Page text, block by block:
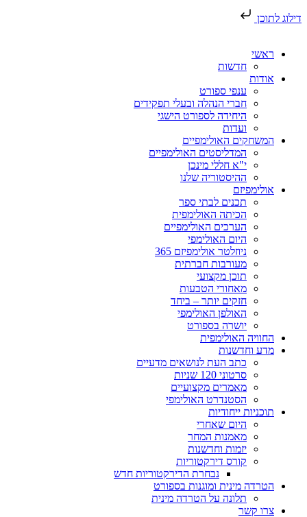
דילוג לתוכן
ראשי
חדשות
אודות
ענפי ספורט
חברי הנהלה ובעלי תפקידים
היחידה לספורט הישגי
ועדות
המשחקים האולימפיים
המדליסטים האולימפיים
י"א חללי מינכן
ההיסטוריה שלנו
אולימפיזם
תכנים לבתי ספר
הכיתה האולימפית
הערכים האולימפיים
היום האולימפי
ניוזלטר אולימפיזם 365
מעורבות חברתית
תוכן מקצועי
מאחורי הטבעות
חזקים יותר – ביחד
האולפן האולימפי
יושרה בספורט
החוויה האולימפית
מדע וחדשנות
כתב העת לנושאים מדעיים
סרטוני 120 שניות
מאמרים מקצועיים
הסטנדרט האולימפי
תוכניות ייחודיות
היום שאחרי
מאמנות המחר
יזמות וחדשנות
קורס דירקטוריות
נבחרת הדירקטוריות חדש
הטרדה מינית ומוגנות בספורט
תלונה על הטרדה מינית
צרו קשר